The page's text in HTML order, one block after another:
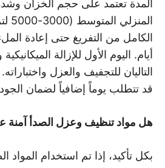
المدة تعتمد على حجم الخزان
الكامل من التفريغ حتى إعادة
أيام. اليوم الأول للإزالة الميكانيكية
التاليان للتجفيف والعزل
قد تتطلب يوماً إضافياً لضمان
هل مواد تنظيف وعزل الصدأ آمنة
بكل تأكيد، إذا تم استخدام المواد